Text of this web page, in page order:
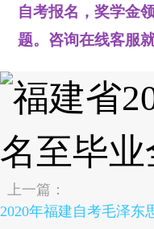
自考报名，奖学金
题。咨询在线客服
上一篇：
2020年福建自考毛泽东